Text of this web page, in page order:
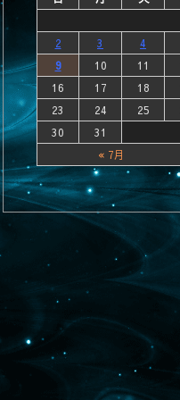
2
3 4
9
10 11
16
17 18
23
24 25
30
31
« 7月